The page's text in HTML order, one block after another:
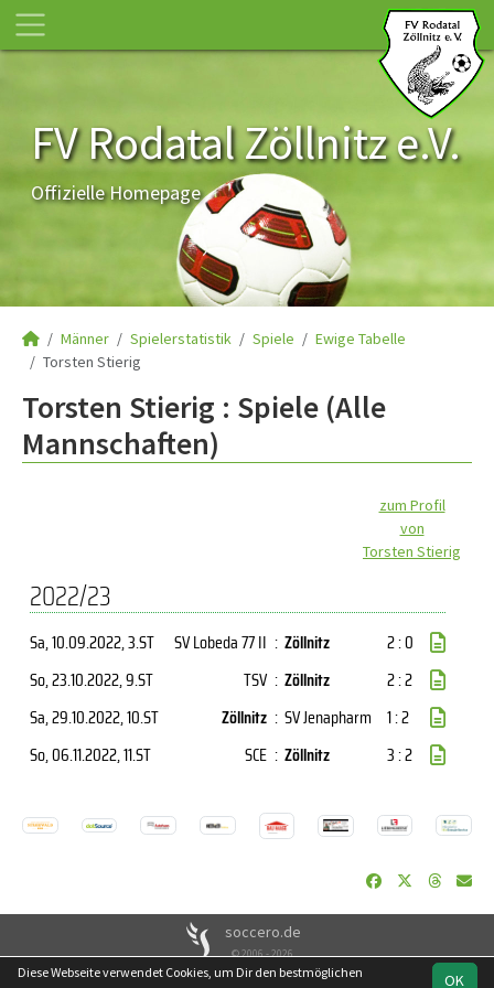
FV Rodatal Zöllnitz e.V.
Offizielle Homepage
Männer Spielerstatistik Spiele
Ewige Tabelle
Torsten Stierig
Torsten Stierig : Spiele (Alle
Mannschaften)
zum Profil
von
Torsten Stierig
2022/23
Sa, 10.09.2022, 3.ST SV Lobeda 77 II : Zöllnitz
2 : 0
So, 23.10.2022, 9.ST TSV : Zöllnitz
2 : 2
Sa, 29.10.2022, 10.ST Zöllnitz : SV Jenapharm 1 : 2
So, 06.11.2022, 11.ST SCE : Zöllnitz 3 : 2
soccero.de
© 2006 - 2026
OK
Diese Webseite verwendet Cookies, um Dir den bestmöglichen